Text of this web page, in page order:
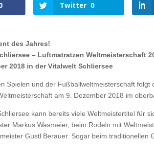
Twitter 0
des Jahres!
– Luftmatratzen Weltmeisterschaft
2018 in der Vitalwelt Schliersee
Spielen und der Fußballweltmeisterschaft
am 9. Dezember 2018 im
kann bereits viele Weltmeistertitel für
Markus Wasmeier, beim Rodeln mit
Gustl Berauer. Sogar beim